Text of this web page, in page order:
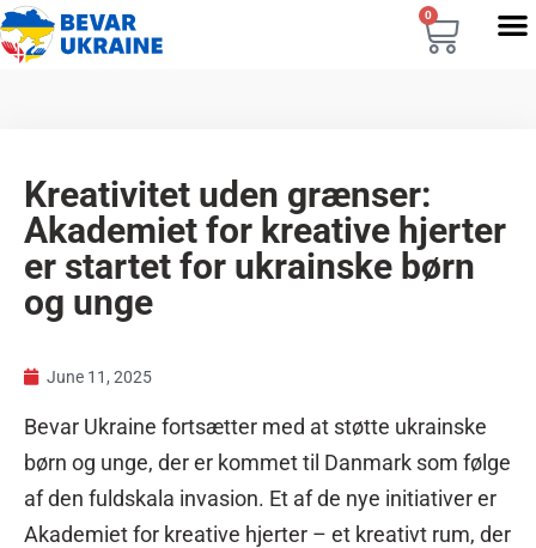
0
Kreativitet uden grænser:
Akademiet for kreative hjerter
er startet for ukrainske børn
og unge
June 11, 2025
Bevar Ukraine fortsætter med at støtte ukrainske
børn og unge, der er kommet til Danmark som følge
af den fuldskala invasion. Et af de nye initiativer er
Akademiet for kreative hjerter – et kreativt rum, der